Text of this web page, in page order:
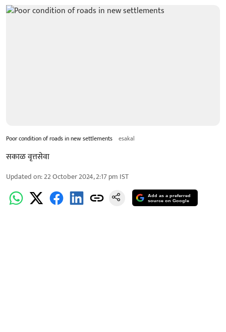
Poor condition of roads in new settlements esakal
सकाळ वृत्तसेवा
Updated on:22 October 2024, 2:17 pm IST
Add as a preferred
source on Google